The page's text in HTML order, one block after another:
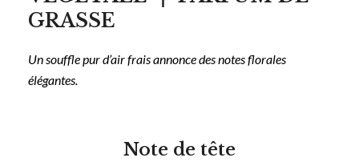
GRASSE
Un souffle pur d’air frais annonce des notes florales
élégantes.
Note de tête